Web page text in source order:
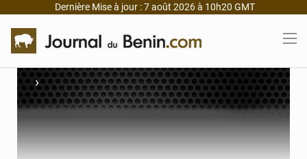
Dernière Mise à jour : 7 août 2026 à 10h20 GMT
›